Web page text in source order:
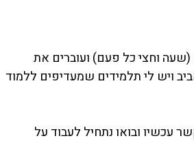
10 - 15 שיעורים כפולים (שעה וחצי כל פעם) ועוברים את
ויש לי תלמידים שמעדיפים ללמוד
עכשיו ובואו נתחיל לעבוד על